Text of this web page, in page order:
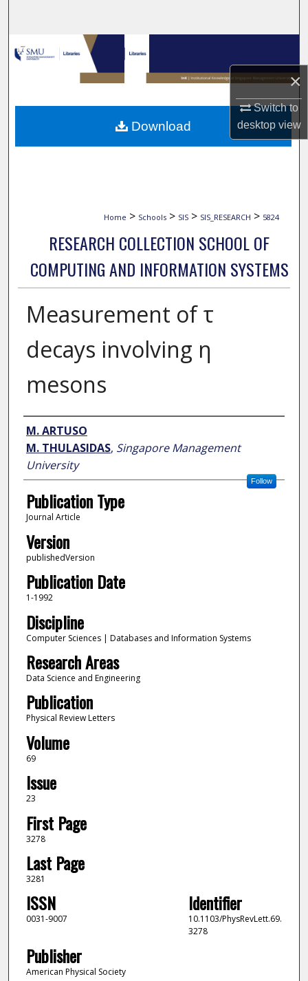
×
Switch to
desktopview
Browse Collections
My Account
About
Home > Schools > SIS > SIS_RESEARCH > 5824
RESEARCH COLLECTION SCHOOL OF
COMPUTING AND INFORMATION SYSTEMS
Measurement of τ
decays involving η
mesons
Author
M. ARTUSO
M. THULASIDAS, Singapore Management
University
Follow
Publication Type
Journal Article
Version
publishedVersion
Publication Date
1-1992
Discipline
Computer Sciences | Databases and Information Systems
Research Areas
Data Science and Engineering
Publication
Physical Review Letters
Volume
69
Issue
23
First Page
3278
Last Page
3281
ISSN
0031-9007
Identifier
10.1103/PhysRevLett.69.
3278
Publisher
American Physical Society
Download